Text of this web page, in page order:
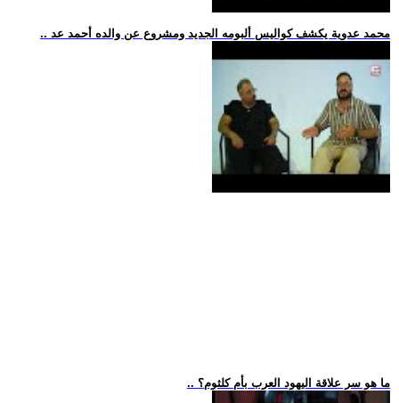
.. محمد عدوية يكشف كواليس ألبومه الجديد ومشروع عن والده أحمد عد
.. ما هو سر علاقة اليهود العرب بأم كلثوم؟